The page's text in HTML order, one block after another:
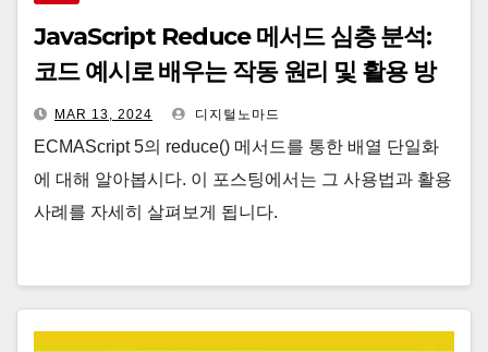
JavaScript Reduce 메서드 심층 분석:
코드 예시로 배우는 작동 원리 및 활용 방
법MAR 13, 2024 디지털노마드
ECMAScript 5의 reduce() 메서드를 통한 배열 단일화
에 대해 알아봅시다. 이 포스팅에서는 그 사용법과 활용
사례를 자세히 살펴보게 됩니다.